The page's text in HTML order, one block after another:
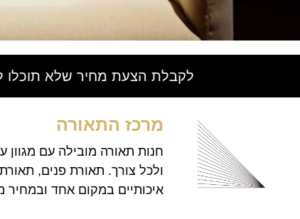
לקבלת הצעת מחיר שלא תוכלו
מרכז התאורה
חנות תאורה מובילה עם מגוון
ולכל צורך. תאורת פנים,
איכותיים במקום אחד